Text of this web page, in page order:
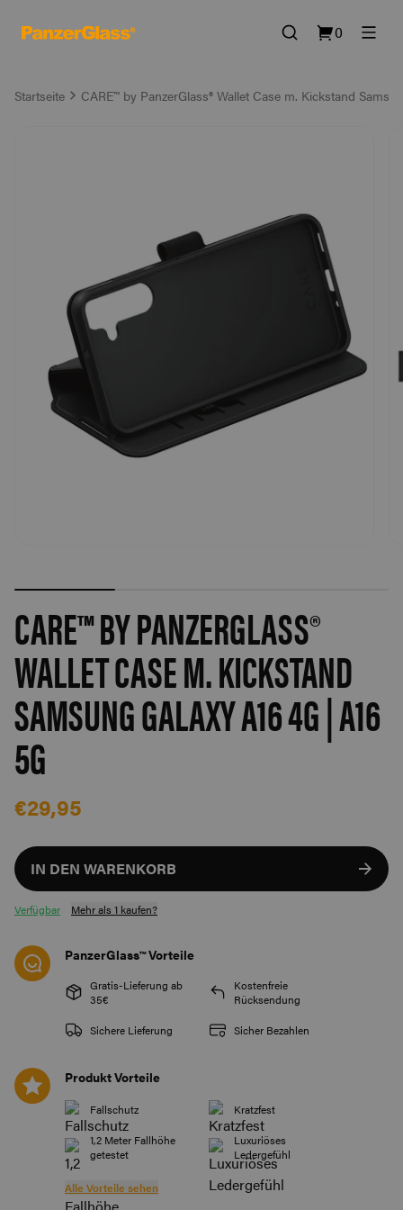
0
Startseite CARE™ by PanzerGlass® Wallet Case m. Kickstand
CARE™ BY PANZERGLASS®
WALLET CASE M. KICKSTAND
SAMSUNG GALAXY A16 4G | A16
5G
€29,95
IN DEN WARENKORB
Verfügbar Mehr als 1 kaufen?
PanzerGlass™ Vorteile
Gratis-Lieferung ab
35€
Kostenfreie
Rücksendung
Sichere Lieferung
Sicher Bezahlen
Produkt Vorteile
Fallschutz
Kratzfest
1,2 Meter Fallhöhe
getestet
Luxuriöses
Ledergefühl
Alle Vorteile sehen